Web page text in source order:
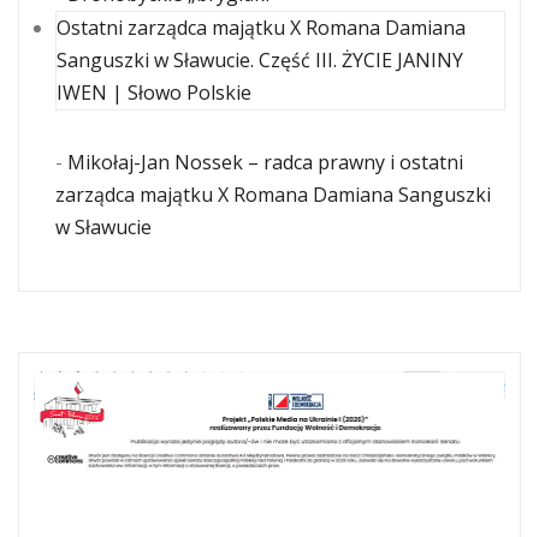
Ostatni zarządca majątku X Romana Damiana
Sanguszki w Sławucie. Część III. ŻYCIE JANINY
IWEN | Słowo Polskie
- Mikołaj-Jan Nossek – radca prawny i ostatni
zarządca majątku X Romana Damiana Sanguszki
w Sławucie